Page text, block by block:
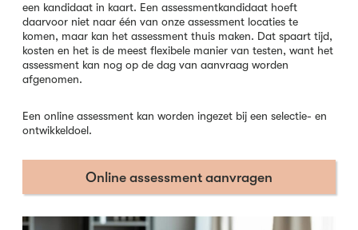
een kandidaat in kaart. Een assessmentkandidaat hoeft
daarvoor niet naar één van onze assessment locaties te
komen, maar kan het assessment thuis maken. Dat spaart tijd,
kosten en het is de meest flexibele manier van testen, want het
assessment kan nog op de dag van aanvraag worden
afgenomen.
Een online assessment kan worden ingezet bij een selectie- en
ontwikkeldoel.
Online assessment aanvragen